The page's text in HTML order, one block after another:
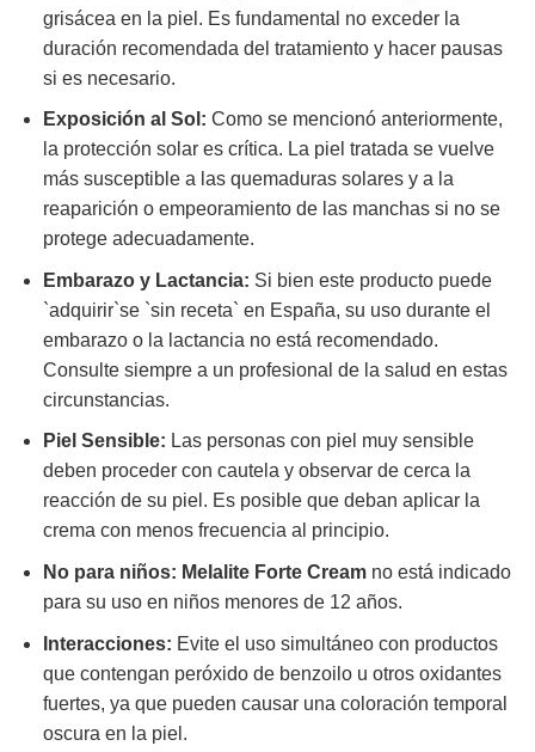
grisácea en la piel. Es fundamental no exceder la
duración recomendada del tratamiento y hacer pausas
si es necesario.
Exposición al Sol: Como se mencionó anteriormente,
la protección solar es crítica. La piel tratada se vuelve
más susceptible a las quemaduras solares y a la
reaparición o empeoramiento de las manchas si no se
protege adecuadamente.
Embarazo y Lactancia: Si bien este producto puede
`adquirir`se `sin receta` en España, su uso durante el
embarazo o la lactancia no está recomendado.
Consulte siempre a un profesional de la salud en estas
circunstancias.
Piel Sensible: Las personas con piel muy sensible
deben proceder con cautela y observar de cerca la
reacción de su piel. Es posible que deban aplicar la
crema con menos frecuencia al principio.
No para niños: Melalite Forte Creamno está indicado
para su uso en niños menores de 12 años.
Interacciones: Evite el uso simultáneo con productos
que contengan peróxido de benzoilo u otros oxidantes
fuertes, ya que pueden causar una coloración temporal
oscura en la piel.